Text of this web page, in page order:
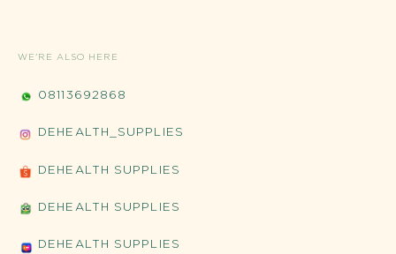
WE'RE ALSO HERE
08113692868
DEHEALTH_SUPPLIES
DEHEALTH SUPPLIES
DEHEALTH SUPPLIES
DEHEALTH SUPPLIES